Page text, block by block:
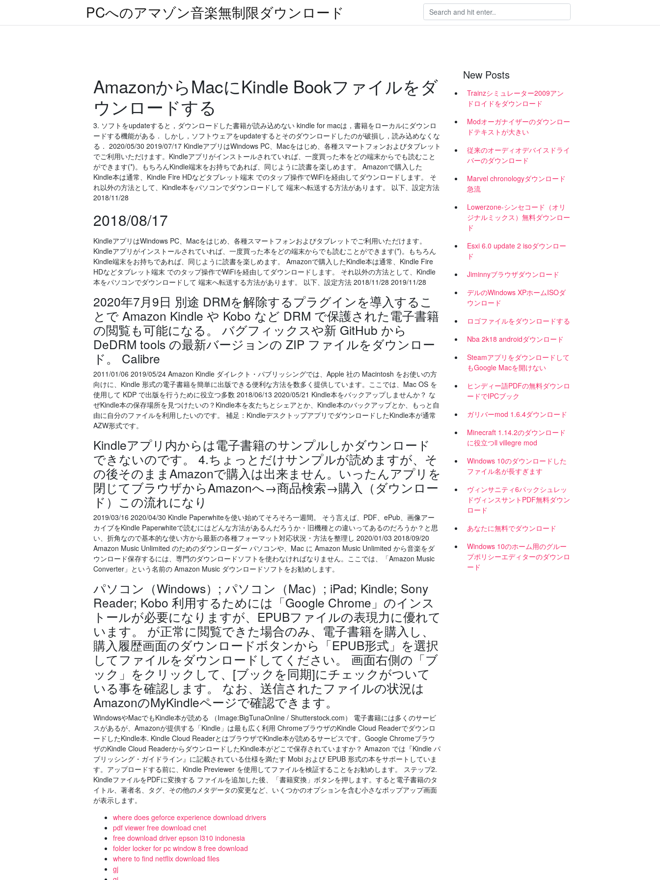
PCへのアマゾン音楽無制限ダウンロード
AmazonからMacにKindle Bookファイルをダ
ウンロードする
3. ソフトをupdateすると，ダウンロードした書籍が読み込めない kindle for macは，書籍をローカルにダウンロ
ードする機能がある． しかし，ソフトウェアをupdateするとそのダウンロードしたのが破損し，読み込めなくな
る． 2020/05/30 2019/07/17 KindleアプリはWindows PC、Macをはじめ、各種スマートフォンおよびタブレット
でご利用いただけます。Kindleアプリがインストールされていれば、一度買った本をどの端末からでも読むこと
ができます(*)。もちろんKindle端末をお持ちであれば、同じように読書を楽しめます。 Amazonで購入した
Kindle本は通常、Kindle Fire HDなどタブレット端末 でのタップ操作でWiFiを経由してダウンロードします。 そ
れ以外の方法として、Kindle本をパソコンでダウンロードして 端末へ転送する方法があります。 以下、設定方法
2018/11/28
2018/08/17
KindleアプリはWindows PC、Macをはじめ、各種スマートフォンおよびタブレットでご利用いただけます。
Kindleアプリがインストールされていれば、一度買った本をどの端末からでも読むことができます(*)。もちろん
Kindle端末をお持ちであれば、同じように読書を楽しめます。 Amazonで購入したKindle本は通常、Kindle Fire
HDなどタブレット端末 でのタップ操作でWiFiを経由してダウンロードします。 それ以外の方法として、Kindle
本をパソコンでダウンロードして 端末へ転送する方法があります。 以下、設定方法 2018/11/28 2019/11/28
2020年7月9日 別途 DRMを解除するプラグインを導入するこ
とで Amazon Kindle や Kobo など DRM で保護された電子書籍
の閲覧も可能になる。 バグフィックスや新 GitHub から
DeDRM tools の最新バージョンの ZIP ファイルをダウンロー
ド。 Calibre
2011/01/06 2019/05/24 Amazon Kindle ダイレクト・パブリッシングでは、Apple 社の Macintosh をお使いの方
向けに、Kindle 形式の電子書籍を簡単に出版できる便利な方法を数多く提供しています。ここでは、Mac OS を
使用して KDP で出版を行うために役立つ多数 2018/06/13 2020/05/21 Kindle本をバックアップしませんか？ な
ぜKindle本の保存場所を見つけたいの？Kindle本を友たちとシェアとか、Kindle本のバックアップとか、もっと自
由に自分のファイルを利用したいのです。 補足：KindleデスクトップアプリでダウンロードしたKindle本が通常
AZW形式です。
Kindleアプリ内からは電子書籍のサンプルしかダウンロード
できないのです。 4.ちょっとだけサンプルが読めますが、そ
の後そのままAmazonで購入は出来ません。いったんアプリを
閉じてブラウザからAmazonへ→商品検索→購入（ダウンロー
ド）この流れになり
2019/03/16 2020/04/30 Kindle Paperwhiteを使い始めてそろそろ一週間。 そう言えば、PDF、ePub、画像アー
カイブをKindle Paperwhiteで読むにはどんな方法があるんだろうか・旧機種との違いってあるのだろうか？と思
い、折角なので基本的な使い方から最新の各種フォーマット対応状況・方法を整理し 2020/01/03 2018/09/20
Amazon Music Unlimited のためのダウンローダー パソコンや、Mac に Amazon Music Unlimited から音楽をダ
ウンロード保存するには、専門のダウンロードソフトを使わなければなりません。ここでは、「Amazon Music
Converter」という名前の Amazon Music ダウンロードソフトをお勧めします。
パソコン（Windows）; パソコン（Mac）; iPad; Kindle; Sony
Reader; Kobo 利用するためには「Google Chrome」のインス
トールが必要になりますが、EPUBファイルの表現力に優れて
います。 が正常に閲覧できた場合のみ、電子書籍を購入し、
購入履歴画面のダウンロードボタンから「EPUB形式」を選択
してファイルをダウンロードしてください。 画面右側の「ブ
ック」をクリックして、[ブックを同期]にチェックがついて
いる事を確認します。 なお、送信されたファイルの状況は
AmazonのMyKindleページで確認できます。
WindowsやMacでもKindle本が読める （Image:BigTunaOnline / Shutterstock.com） 電子書籍には多くのサービ
スがあるが、Amazonが提供する「Kindle」は最も広く利用 ChromeブラウザのKindle Cloud Readerでダウンロ
ードしたKindle本. Kindle Cloud ReaderとはブラウザでKindle本が読めるサービスです。Google Chromeブラウ
ザのKindle Cloud ReaderからダウンロードしたKindle本がどこで保存されていますか？ Amazon では『Kindle パ
ブリッシング・ガイドライン』に記載されている仕様を満たす Mobi および EPUB 形式の本をサポートしていま
す。アップロードする前に、Kindle Previewer を使用してファイルを検証することをお勧めします。 ステップ2.
KindleファイルをPDFに変換する ファイルを追加した後、「書籍変換」ボタンを押します。すると電子書籍のタ
イトル、著者名、タグ、その他のメタデータの変更など、いくつかのオプションを含む小さなポップアップ画面
が表示します。
where does geforce experience download drivers
pdf viewer free download cnet
free download driver epson l310 indonesia
folder locker for pc window 8 free download
where to find netflix download files
gj
New Posts
Trainzシミュレーター2009アン
ドロイドをダウンロード
Modオーガナイザーのダウンロー
ドテキストが大きい
従来のオーディオデバイスドライ
バーのダウンロード
Marvel chronologyダウンロード
急流
Lowerzone-シンセコード（オリ
ジナルミックス）無料ダウンロー
ド
Esxi 6.0 update 2 isoダウンロー
ド
Jiminnyブラウザダウンロード
デルのWindows XPホームISOダ
ウンロード
ロゴファイルをダウンロードする
Nba 2k18 androidダウンロード
Steamアプリをダウンロードして
もGoogle Macを開けない
ヒンディー語PDFの無料ダウンロ
ードでIPCブック
ガリバーmod 1.6.4ダウンロード
Minecraft 1.14.2のダウンロード
に役立つll villegre mod
Windows 10のダウンロードした
ファイル名が長すぎます
ヴィンサニティ6パックシュレッ
ドヴィンスサントPDF無料ダウン
ロード
あなたに無料でダウンロード
Windows 10のホーム用のグルー
プポリシーエディターのダウンロ
ード